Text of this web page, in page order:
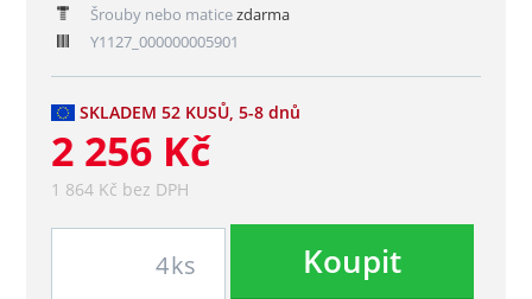
Šrouby nebo maticezdarma
Y1127_000000005901
SKLADEM 52 KUSŮ, 5-8 dnů
2 256 Kč
1 864 Kč bez DPH
ks Koupit